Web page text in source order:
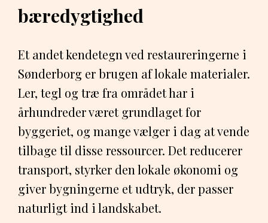
bæredygtighed
Et andet kendetegn ved restaureringerne i
Sønderborg er brugen af lokale materialer.
Ler, tegl og træ fra området har i
århundreder været grundlaget for
byggeriet, og mange vælger i dag at vende
tilbage til disse ressourcer. Det reducerer
transport, styrker den lokale økonomi og
giver bygningerne et udtryk, der passer
naturligt ind i landskabet.